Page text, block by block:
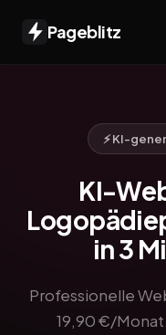
Pageblitz
⚡ KI-
KI-
in 3
Professionelle
19,90 €/